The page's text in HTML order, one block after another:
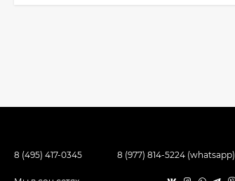
8 (495) 417-0345 8 (977) 814-5224 (whatsapp)